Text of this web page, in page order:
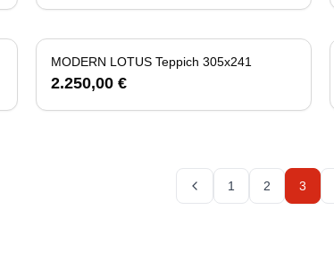
MODERN LOTUS Teppich 305x241
2.250,00 €
1 2 3